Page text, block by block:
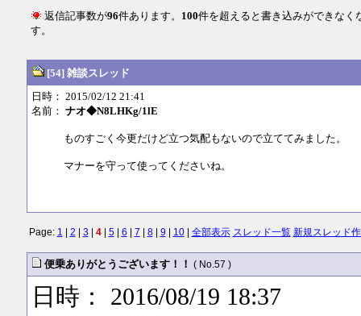
返信記事数が96件あります。 100件を超えると書き込みができなく
す。
[54] 雑談スレッド
日時： 2015/02/12 21:41
名前： ナオ◆N8LHKg/1lE
ものすごく今更だけど立つ気配もないので立ててみました。
マナーを守って使ってくださいね。
Page: 1 2 3 4| 5| 6 7 8| 9 10| 全部表示 スレッド一覧 新規スレッド
便乗ありがとうございます！！ ( No.57 )
日時： 2016/08/19 18:37